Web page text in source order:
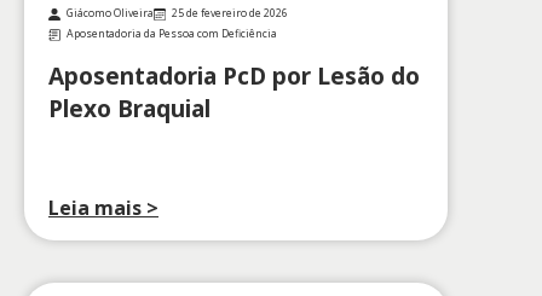
Giácomo Oliveira
25 de fevereiro de 2026
Aposentadoria da Pessoa com Deficiência
Aposentadoria PcD por Lesão do
Plexo Braquial
Leia mais >